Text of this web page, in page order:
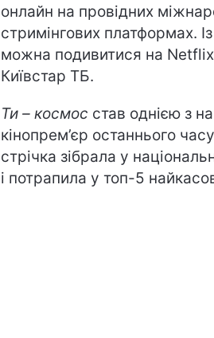
онлайн на провідних
стримінгових платформах.
можна подивитися на
Київстар ТБ.
Ти – космос став однією з
кінопрем’єр останнього
стрічка зібрала у
і потрапила у топ-5